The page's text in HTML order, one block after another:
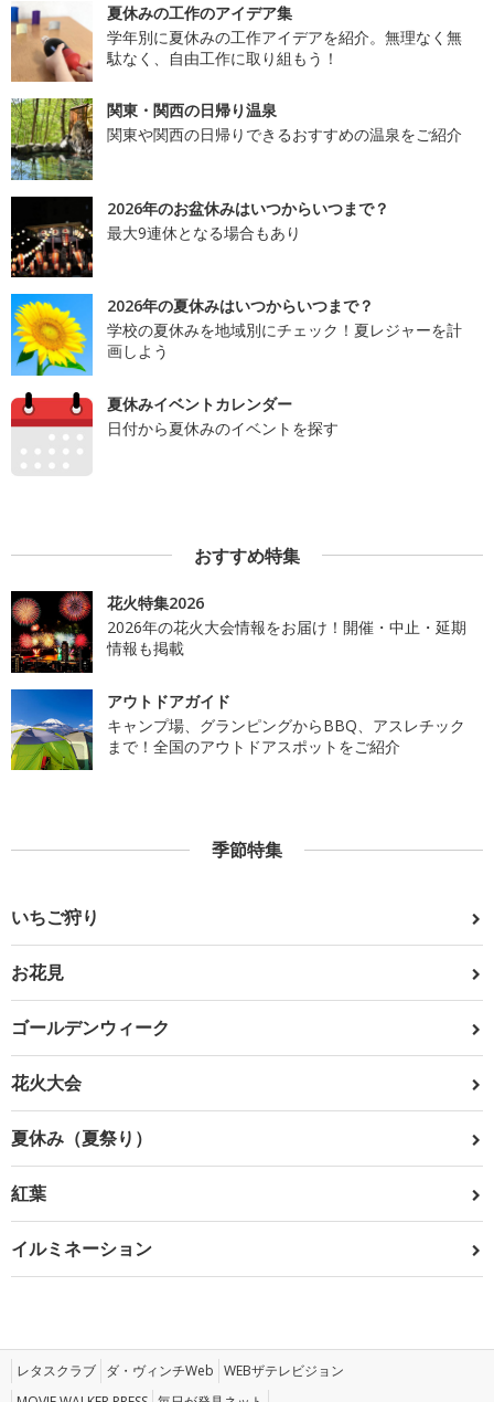
夏休みの工作のアイデア集
学年別に夏休みの工作アイデアを紹介。無理なく無
駄なく、自由工作に取り組もう！
関東・関西の日帰り温泉
関東や関西の日帰りできるおすすめの温泉をご紹介
2026年のお盆休みはいつからいつまで？
最大9連休となる場合もあり
2026年の夏休みはいつからいつまで？
学校の夏休みを地域別にチェック！夏レジャーを計
画しよう
夏休みイベントカレンダー
日付から夏休みのイベントを探す
おすすめ特集
花火特集2026
2026年の花火大会情報をお届け！開催・中止・延期
情報も掲載
アウトドアガイド
キャンプ場、グランピングからBBQ、アスレチック
まで！全国のアウトドアスポットをご紹介
季節特集
いちご狩り
お花見
ゴールデンウィーク
花火大会
夏休み（夏祭り）
紅葉
イルミネーション
レタスクラブ ダ・ヴィンチWeb WEBザテレビジョン